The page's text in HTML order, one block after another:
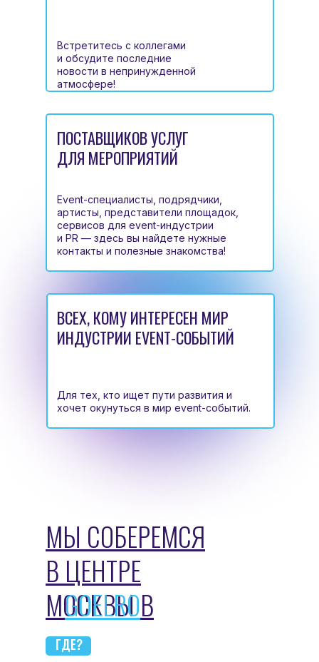
Встретитесь с коллегами
и обсудите последние
новости в непринужденной
атмосфере!
ПОСТАВЩИКОВ УСЛУГ
ДЛЯ МЕРОПРИЯТИЙ
Event-специалисты, подрядчики,
артисты, представители площадок,
сервисов для event-индустрии
и PR — здесь вы найдете нужные
контакты и полезные знакомства!
ВСЕХ, КОМУ ИНТЕРЕСЕН МИР
ИНДУСТРИИ EVENT-СОБЫТИЙ
Для тех, кто ищет пути развития и
хочет окунуться в мир event-событий.
МЫ СОБЕРЕМСЯ
В ЦЕНТРЕ
МОСКВЫ В
GOELRO
ГДЕ?